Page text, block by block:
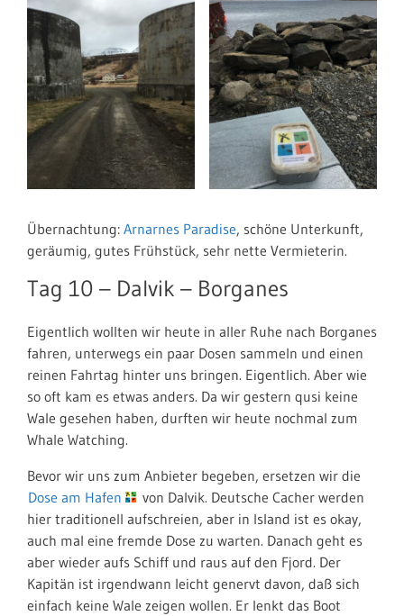
Übernachtung: Arnarnes Paradise, schöne Unterkunft,
geräumig, gutes Frühstück, sehr nette Vermieterin.
Tag 10 – Dalvik – Borganes
Eigentlich wollten wir heute in aller Ruhe nach Borganes
fahren, unterwegs ein paar Dosen sammeln und einen
reinen Fahrtag hinter uns bringen. Eigentlich. Aber wie
so oft kam es etwas anders. Da wir gestern qusi keine
Wale gesehen haben, durften wir heute nochmal zum
Whale Watching.
Bevor wir uns zum Anbieter begeben, ersetzen wir die
Dose am Hafen
von Dalvik. Deutsche Cacher werden
hier traditionell aufschreien, aber in Island ist es okay,
auch mal eine fremde Dose zu warten. Danach geht es
aber wieder aufs Schiff und raus auf den Fjord. Der
Kapitän ist irgendwann leicht genervt davon, daß sich
einfach keine Wale zeigen wollen. Er lenkt das Boot